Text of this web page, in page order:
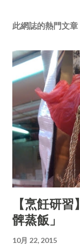
此網誌的熱門文章
【烹飪研
髀蒸飯」
10月 22, 2015